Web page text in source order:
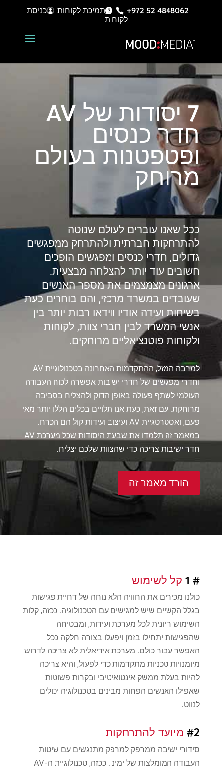
+972 52 4848062 תמיכת לקוחות
כניסת
לקוחות
7 יסודות של AV
חדר כנסים
ופטפטנות בעולם
מרוחק
ככל שאנו עוברים לעולם שנוטה
להתרחקות חברתית ולהתרחק ממפגשים
גדולים, חדרי כנסים ומפגשים הופכים
חשובים עוד יותר להצלחה מבצעית.
ארגונים מצמצמים את מספר האנשים
שעובדים במשרד מרכזי, והם בוחרים כעת
בשיחות ועידה אודיו ווידאו רבות יותר בין
אנשי המשרד לבין חברי צוות, לקוחות
ולקוחות פוטנציאליים מרוחקים.
למרבה המזל, ההתקדמות האחרונה בטכנולוגיית AV
וחדרי מפגשים של חדרי ישיבות אפשרה לכוח העבודה
העולמי לשתף פעולה באופן הדוק ולהצליח בסביבה
מרוחקת. עם זאת, כעת אנו תלויים בכלים הללו יותר מאי
פעם, ואסטרטגיית AV ועיצוב ועידות קול הם הכרח.
במאמר זה תלמדו את שבעת היסודות שכל מערכת AV
חדר ישיבות צריכה כדי שהצוות שלכם יצליח.
הורד מאמר זה
# 1 קל לשימוש
כולנו מכירים את החוויה הלא נוחה של דחיית פגישות
בגלל הקשיים שיש למגישים עם הטכנולוגיה. ככזה, קלות
השימוש חיונית לכל מערכת ועידות, ומבטיחה
שהפגישות יתחילו בזמן ויפעלו בצורה חלקה ככל
האפשר עבור כולם. מערכת אידיאלית לא צריכה לדרוש
מיומנויות טכניות מתקדמות כדי לפעול, והיא צריכה
להיות בעלת ממשק אינטואיטיבי ובקרות פשוטות
שאפילו האנשים הפחות מבינים בטכנולוגיה יכולים
לנווט.
#2מיועד להתרחקות
סידורי ישיבה ממרפק למרפק מתנגשים עם שיטות
העבודה המומלצות של ימינו. ככזה, טכנולוגיית ה-AV